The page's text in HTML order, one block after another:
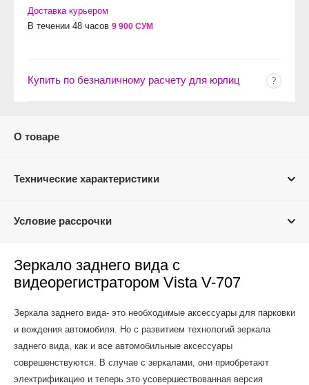
Доставка курьером
В течении 48 часов 9 900 СУМ
Купить по безналичному расчету для юрлиц
О товаре
Технические характеристики
Условие рассрочки
Зеркало заднего вида с
видеорегистратором Vista V-707
Зеркала заднего вида- это необходимые аксессуары для парковки
и вождения автомобиля. Но с развитием технологий зеркала
заднего вида, как и все автомобильные аксессуары
соврешенствуются. В случае с зеркалами, они приобретают
электрификацию и теперь это усовершествованная версия